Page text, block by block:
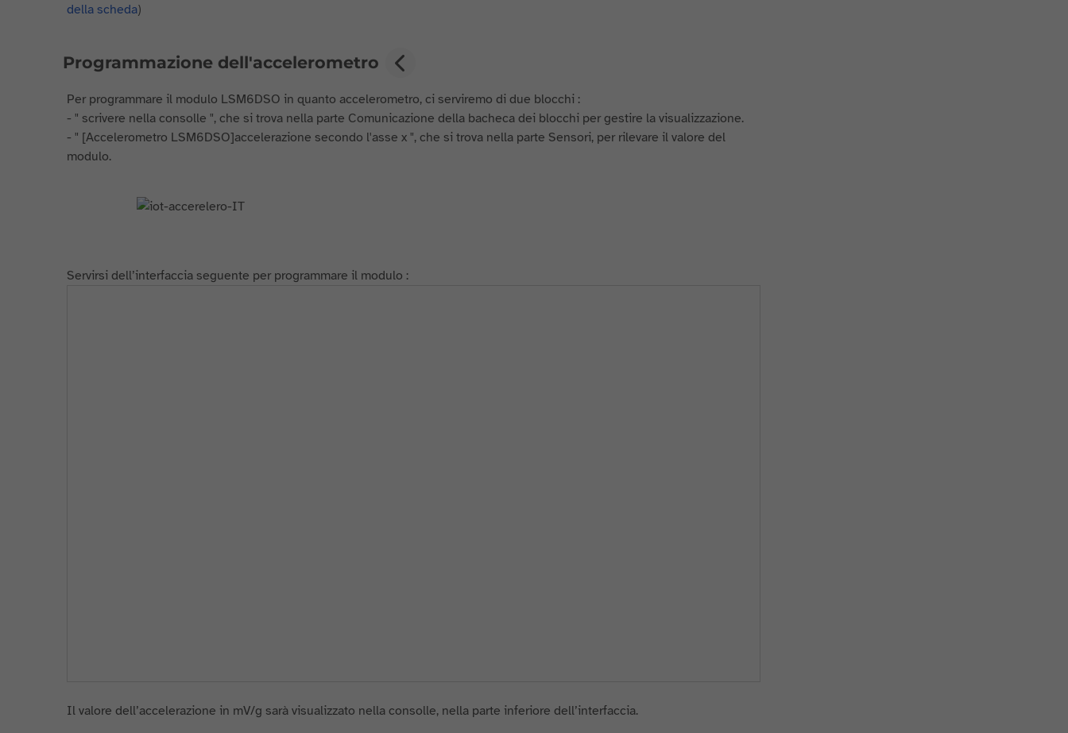
della scheda)
Programmazione dell'accelerometro
Per programmare il modulo LSM6DSO in quanto accelerometro, ci serviremo di due blocchi :
- " scrivere nella consolle ", che si trova nella parte Comunicazione della bacheca dei blocchi per gestire la visualizzazione.
- " [Accelerometro LSM6DSO]accelerazione secondo l'asse x ", che si trova nella parte Sensori, per rilevare il valore del
modulo.
Servirsi dell’interfaccia seguente per programmare il modulo :
Il valore dell’accelerazione in mV/g sarà visualizzato nella consolle, nella parte inferiore dell’interfaccia.